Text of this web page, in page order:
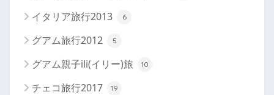
イタリア旅行2013 6
グアム旅行2012 5
グアム親子ili(イリー)旅 10
チェコ旅行2017 19